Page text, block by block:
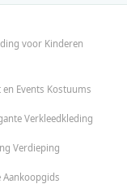
voor Kinderen
en Events Kostuums
Verkleedkleding
Verdieping
Aankoopgids